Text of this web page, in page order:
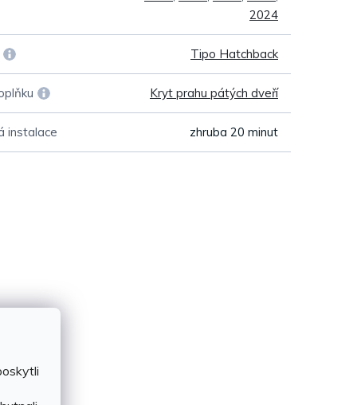
2024
Tipo Hatchback
Kryt prahu pátých dveří
instalace zhruba 20 minut